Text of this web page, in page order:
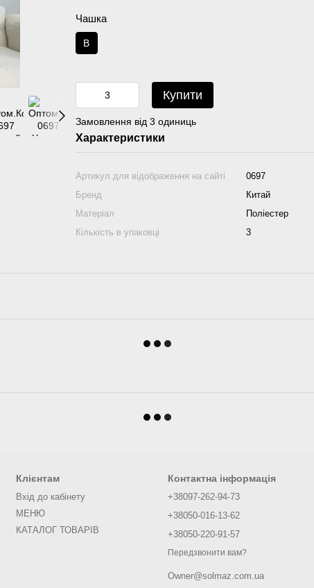
Чашка
B
Купити
Замовлення від 3 одиниць
Характеристики
Артикул для відображення на сайті
0697
Бренд
Китай
Матеріал
Поліестер
Кількість в упаковці
3
Клієнтам
Вхід до кабінету
МЕНЮ
КАТАЛОГ ТОВАРІВ
Контактна інформація
+38097-262-94-73
+38050-016-13-62
+38050-220-91-57
Передзвонити вам?
Owner@solmaz.com.ua